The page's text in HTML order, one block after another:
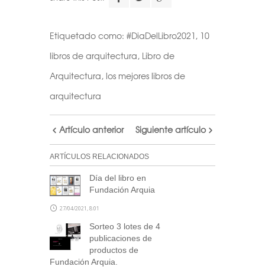
Realiza tu suscripción a
de este formularioy accede
al archivo descargable del
calendario de Arquitectas
Ocultas.
Consulta tu correo para
confirmar la inscripción y
recibir noticias de nuestra
parte.
NOTA: En el caso de no haber recibido el
correo de confirmación por nuestra
parte, escríbenos a
blog@stepienybarno.es
Etiquetado como: #DiaDelLibro2021 , 10
libros de arquitectura, Libro de
Arquitectura, los mejores libros de
arquitectura
Artículo anterior Siguiente artículo
ARTÍCULOS RELACIONADOS
Día del libro en
Fundación Arquia
27/04/2021, 8:01
Sorteo 3 lotes de 4
publicaciones de
productos de
Fundación Arquia.